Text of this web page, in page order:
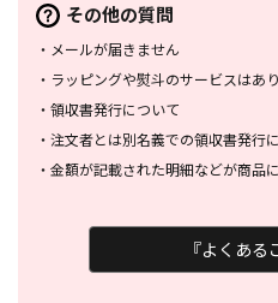
その他の質問
・ メールが届きません
・ ラッピングや熨斗のサービスはあ
・ 領収書発行について
・ 注文者とは別名義での領収書発行
・ 金額が記載された明細などが商品に
『よくあ